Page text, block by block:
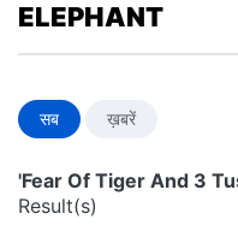
ELEPHANT
सब ख़बरें
'Fear Of Tiger And 3
Result(s)